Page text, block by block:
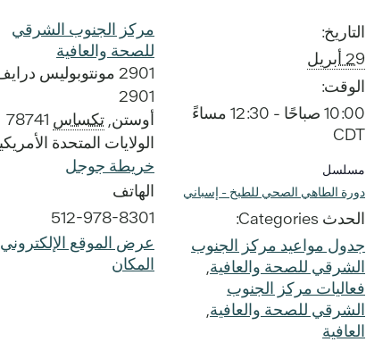
التاريخ:
29 أبريل
الوقت:
10:00 صباحًا - 12:30 مساءً
CDT
مسلسل
دورة الطاهي الصحي للطبخ - إسباني
الحدث Categories:
جدول مواعيد مركز الجنوب
الشرقي للصحة والعافية
فعاليات مركز الجنوب
الشرقي للصحة والعافية
العافية
مركز الجنوب الشرقي
للصحة والعافية
2901 مونتوبوليس
2901
أوستن تكساس 78741
الولايات المتحدة
خريطة جوجل
الهاتف
512-978-8301
عرض الموقع الإلكتروني
المكان